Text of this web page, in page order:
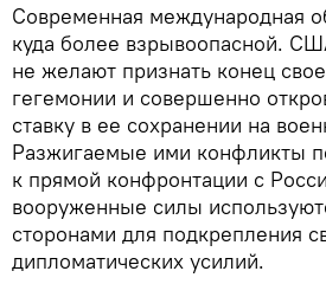
Современная международная
куда более взрывоопасной.
не желают признать конец
гегемонии и совершенно
ставку в ее сохранении на
Разжигаемые ими конфликты
к прямой конфронтации с
вооруженные силы
сторонами для подкрепления
дипломатических усилий.